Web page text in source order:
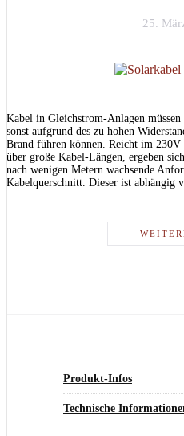
25.
Kabel in Gleichstrom-Anlagen
sonst aufgrund des zu hohen
Brand führen können. Reicht im
über große Kabel-Längen, ergeben
nach wenigen Metern wachsende
Kabelquerschnitt. Dieser ist
Produkt-Infos
Technische